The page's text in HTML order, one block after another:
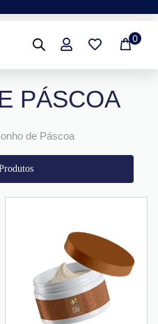
0
PÁSCOA
de Páscoa